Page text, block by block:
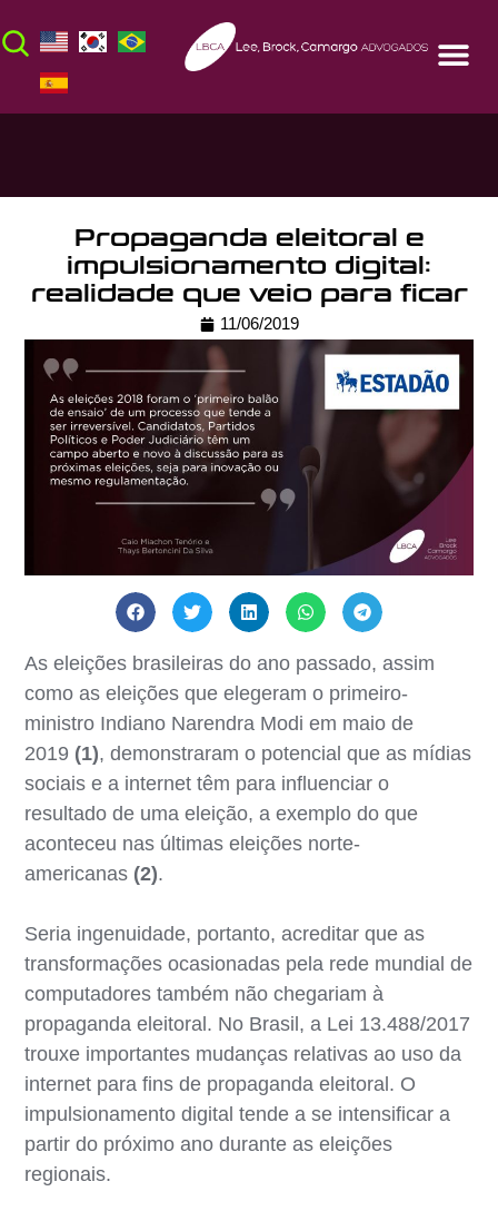
Propaganda eleitoral e
impulsionamento digital:
realidade que veio para ficar
11/06/2019
As eleições brasileiras do ano passado, assim
como as eleições que elegeram o primeiro-
ministro Indiano Narendra Modi em maio de
2019 (1), demonstraram o potencial que as mídias
sociais e a internet têm para influenciar o
resultado de uma eleição, a exemplo do que
aconteceu nas últimas eleições norte-
americanas (2).
Seria ingenuidade, portanto, acreditar que as
transformações ocasionadas pela rede mundial de
computadores também não chegariam à
propaganda eleitoral. No Brasil, a Lei 13.488/2017
trouxe importantes mudanças relativas ao uso da
internet para fins de propaganda eleitoral. O
impulsionamento digital tende a se intensificar a
partir do próximo ano durante as eleições
regionais.